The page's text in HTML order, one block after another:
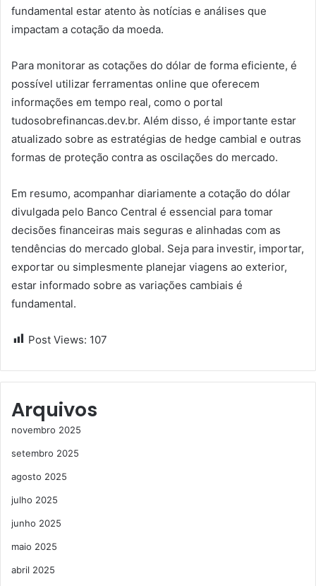
fundamental estar atento às notícias e análises que
impactam a cotação da moeda.
Para monitorar as cotações do dólar de forma eficiente, é
possível utilizar ferramentas online que oferecem
informações em tempo real, como o portal
tudosobrefinancas.dev.br. Além disso, é importante estar
atualizado sobre as estratégias de hedge cambial e outras
formas de proteção contra as oscilações do mercado.
Em resumo, acompanhar diariamente a cotação do dólar
divulgada pelo Banco Central é essencial para tomar
decisões financeiras mais seguras e alinhadas com as
tendências do mercado global. Seja para investir, importar,
exportar ou simplesmente planejar viagens ao exterior,
estar informado sobre as variações cambiais é
fundamental.
Post Views: 107
Arquivos
novembro 2025
setembro 2025
agosto 2025
julho 2025
junho 2025
maio 2025
abril 2025